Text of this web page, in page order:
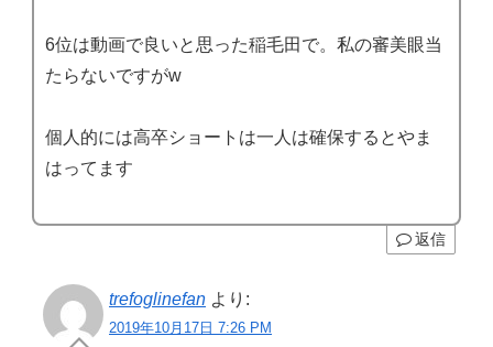
6位は動画で良いと思った稲毛田で。私の審美眼当
たらないですがw
個人的には高卒ショートは一人は確保するとやま
はってます
返信
trefoglinefan より:
2019年10月17日 7:26 PM